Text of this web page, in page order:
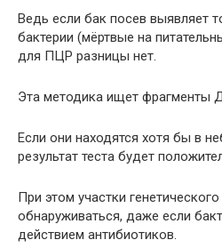
Ведь если бак посев выявляет
бактерии (мёртвые на
для ПЦР разницы нет.
Эта методика ищет фрагменты
Если они находятся хотя бы в
результат теста будет
При этом участки
обнаруживаться, даже если
действием антибиотиков.